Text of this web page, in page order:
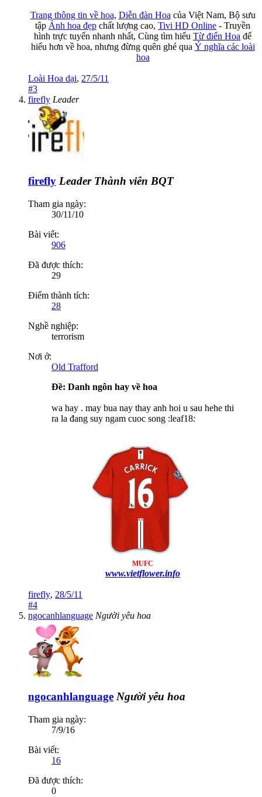
Trang thông tin về hoa, Diễn đàn Hoa của Việt Nam, Bộ sưu
tập Ảnh hoa đẹp chất lượng cao, Tivi HD Online - Truyền
hình trực tuyến nhanh nhất, Cùng tìm hiểu Từ điển Hoa để
hiểu hơn về hoa, nhưng đừng quên ghé qua Ý nghĩa các loài
hoa
Loài Hoa dại, 27/5/11
#3
firefly Leader
firefly Leader Thành viên BQT
Tham gia ngày:
30/11/10
Bài viết:
906
Đã được thích:
29
Điểm thành tích:
28
Nghề nghiệp:
terrorism
Nơi ở:
Old Trafford
Ðề: Danh ngôn hay về hoa
wa hay . may bua nay thay anh hoi u sau hehe thi
ra la đang suy ngam cuoc song :leaf18:
MUFC
www.vietflower.info
firefly, 28/5/11
#4
ngocanhlanguage Người yêu hoa
ngocanhlanguage Người yêu hoa
Tham gia ngày:
7/9/16
Bài viết:
16
Đã được thích:
0